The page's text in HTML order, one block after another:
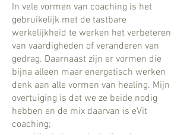
In vele vormen van coaching is het
gebruikelijk met de tastbare
werkelijkheid te werken het verbeteren
van vaardigheden of veranderen van
gedrag. Daarnaast zijn er vormen die
bijna alleen maar energetisch werken
denk aan alle vormen van healing. Mijn
overtuiging is dat we ze beide nodig
hebben en de mix daarvan is eVit
coaching;